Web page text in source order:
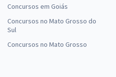
Concursos em Goiás
Concursos no Mato Grosso do
Sul
Concursos no Mato Grosso